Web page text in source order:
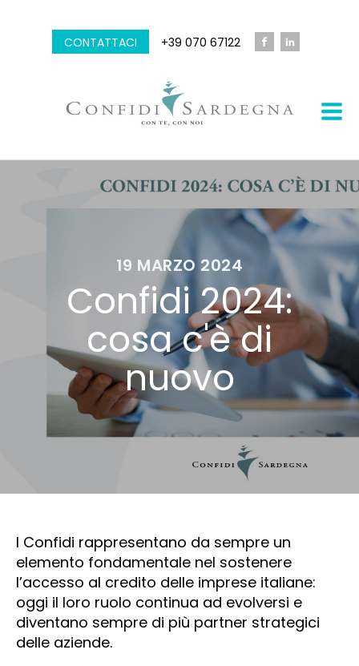
CONTATTACI +39 070 67122
19 MARZO 2024
Confidi 2024:
cosa c'è di
nuovo
I Confidi rappresentano da sempre un
elemento fondamentale nel sostenere
l’accesso al credito delle imprese italiane:
oggi il loro ruolo continua ad evolversi e
diventano sempre di più partner strategici
delle aziende.